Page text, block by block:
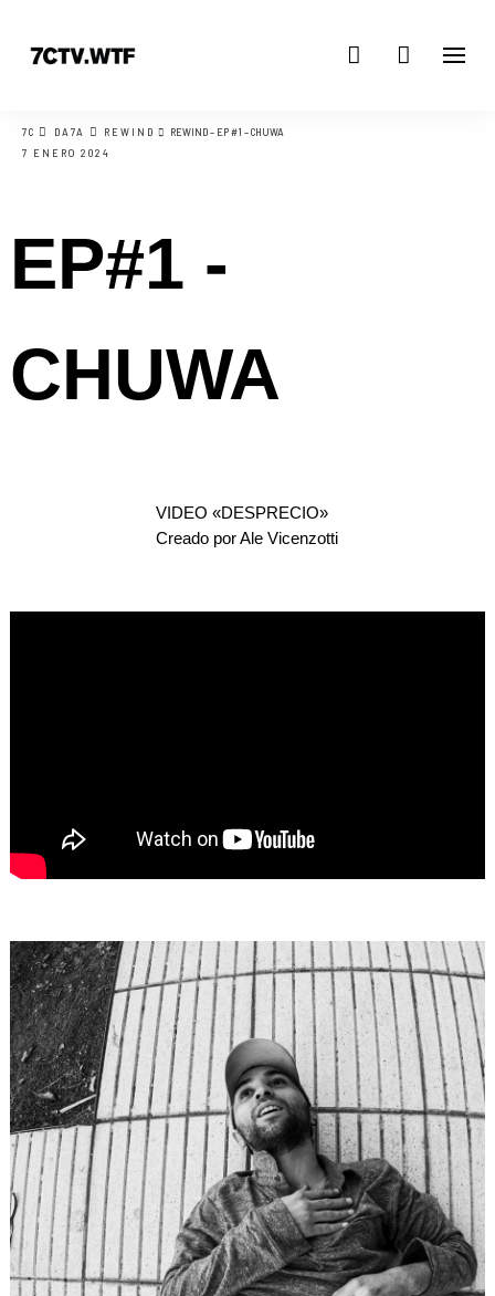
7C DA7A REWIND
REWIND – EP #1 – CHUWA
7 ENERO 2024
EP#1 -
CHUWA
VIDEO «DESPRECIO»
Creado por Ale Vicenzotti